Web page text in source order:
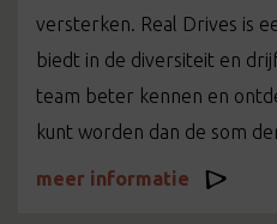
versterken. Real Drives is
biedt in de diversiteit en
team beter kennen en
kunt worden dan de som
meer informatie